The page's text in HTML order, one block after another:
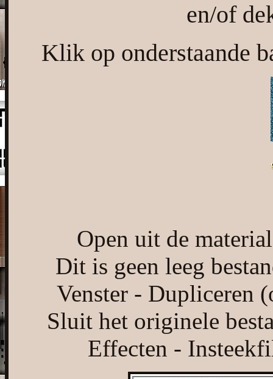
en/of
Klik op onderstaande
Open uit de
Dit is geen leeg
Venster - Dupliceren
Sluit het originele
Effecten -